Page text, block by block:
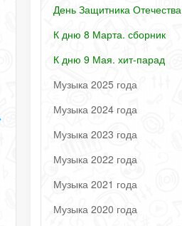
День Защитника Отечества
К дню 8 Марта. сборник
К дню 9 Мая. хит-парад
Музыка 2025 года
Музыка 2024 года
Музыка 2023 года
Музыка 2022 года
Музыка 2021 года
Музыка 2020 года